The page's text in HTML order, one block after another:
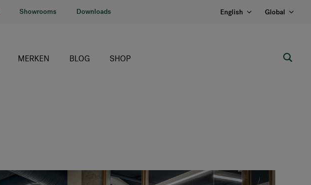
Showrooms Downloads English Global
MERKEN
Offecct
BLOG SHOP